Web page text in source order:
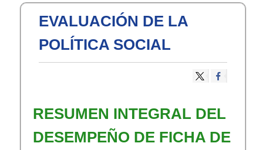
EVALUACIÓN DE LA
POLÍTICA SOCIAL
​RESUMEN INTEGRAL DEL
DESEMPEÑO DE FICHA DE